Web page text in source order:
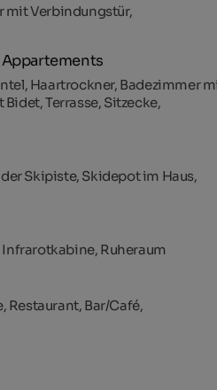
mit Verbindungstür,
Appartements
Haartrockner, Badezimmer
Bidet, Terrasse, Sitzecke,
der Skipiste, Skidepot im Haus,
Infrarotkabine, Ruheraum
Restaurant, Bar/Café,